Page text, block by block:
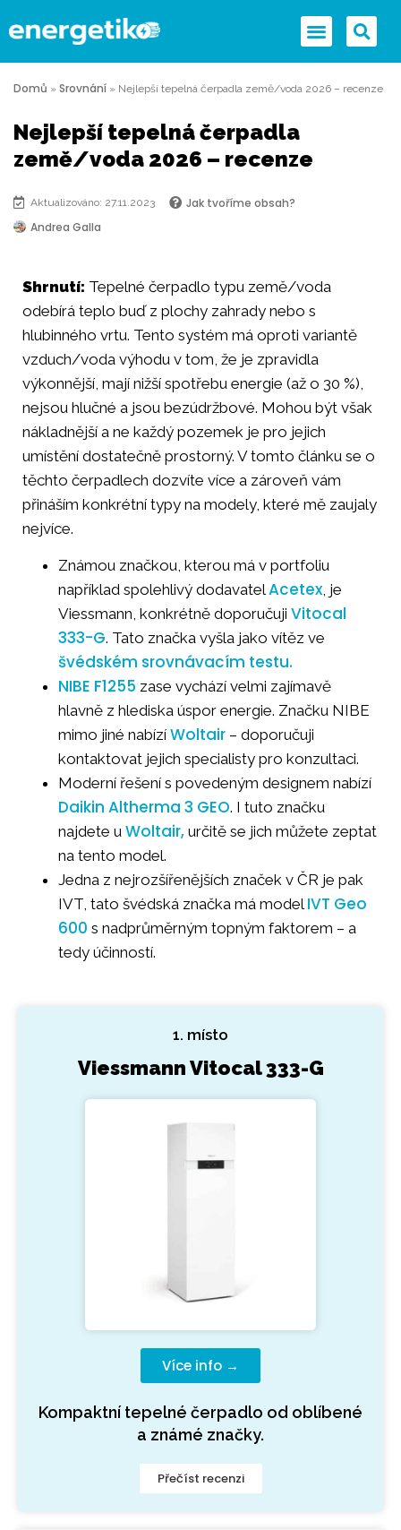
Domů » Srovnání » Nejlepší tepelná čerpadla země/voda 2026 – recenze
Nejlepší tepelná čerpadla
země/voda 2026 – recenze
Aktualizováno: 27.11.2023
Jak tvoříme obsah?
Andrea Galla
Shrnutí: Tepelné čerpadlo typu země/voda
odebírá teplo buď z plochy zahrady nebo s
hlubinného vrtu. Tento systém má oproti variantě
vzduch/voda výhodu v tom, že je zpravidla
výkonnější, mají nižší spotřebu energie (až o 30 %),
nejsou hlučné a jsou bezúdržbové. Mohou být však
nákladnější a ne každý pozemek je pro jejich
umístění dostatečně prostorný. V tomto článku se o
těchto čerpadlech dozvíte více a zároveň vám
přináším konkrétní typy na modely, které mě zaujaly
nejvíce.
Známou značkou, kterou má v portfoliu
například spolehlivý dodavatelAcetex, je
Viessmann, konkrétně doporučuji Vitocal
333-G. Tato značka vyšla jako vítěz ve
švédském srovnávacím testu.
NIBE F1255 zase vychází velmi zajímavě
hlavně z hlediska úspor energie. Značku NIBE
mimo jiné nabízí Woltair – doporučuji
kontaktovat jejich specialisty pro konzultaci.
Moderní řešení s povedeným designem nabízí
Daikin Altherma 3 GEO. I tuto značku
najdete u Woltair, určitě se jich můžete zeptat
na tento model.
Jedna z nejrozšířenějších značek v ČR je pak
IVT, tato švédská značka má model IVT Geo
600 s nadprůměrným topným faktorem – a
tedy účinností.
1. místo
Viessmann Vitocal 333-G
Více info →
Kompaktní tepelné čerpadlo od oblíbené
a známé značky.
Přečíst recenzi